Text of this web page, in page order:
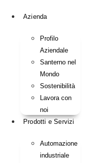
Azienda
Profilo
Aziendale
Santerno nel
Mondo
Sostenibilità
Lavora con
noi
Prodotti e Servizi
Automazione
industriale